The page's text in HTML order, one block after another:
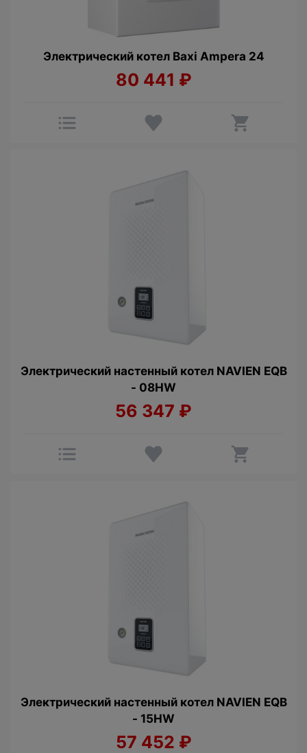
Электрический котел Baxi Ampera 24
80 441 ₽
Электрический настенный котел NAVIEN EQB
- 08HW
56 347 ₽
Электрический настенный котел NAVIEN EQB
- 15HW
57 452 ₽